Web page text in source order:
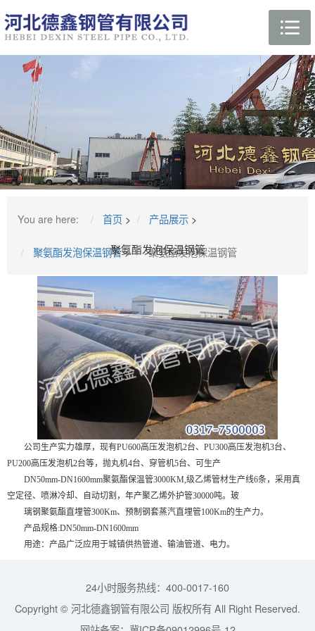
You are here: 首页 > 产品展示 >
聚氨酯发泡保温钢管> 聚氨酯发泡保温钢管
聚氨酯发泡保温钢管
公司生产实力雄厚，现有PU600高压发泡机2台、PU300高压发泡机3台、
PU200高压发泡机2台等，抛丸机4台、穿管机5台、可生产
DN50mm-DN1600mm聚氨酯保温管3000KM,级乙烯管材生产线6条，采用真
空定径、喷淋冷却、自动切割，年产聚乙烯外护管30000吨。玻
璃钢聚氨酯直埋管300Km、预制钢套蒸汽直埋管100Km的生产力。
产品规格:DN50mm-DN1600mm
用途：产品广泛应用于城镇供热管道、输油管道、电力。
24小时服务热线：400-0017-160
Copyright © 河北德鑫钢管有限公司 版权所有 All Right Reserved.